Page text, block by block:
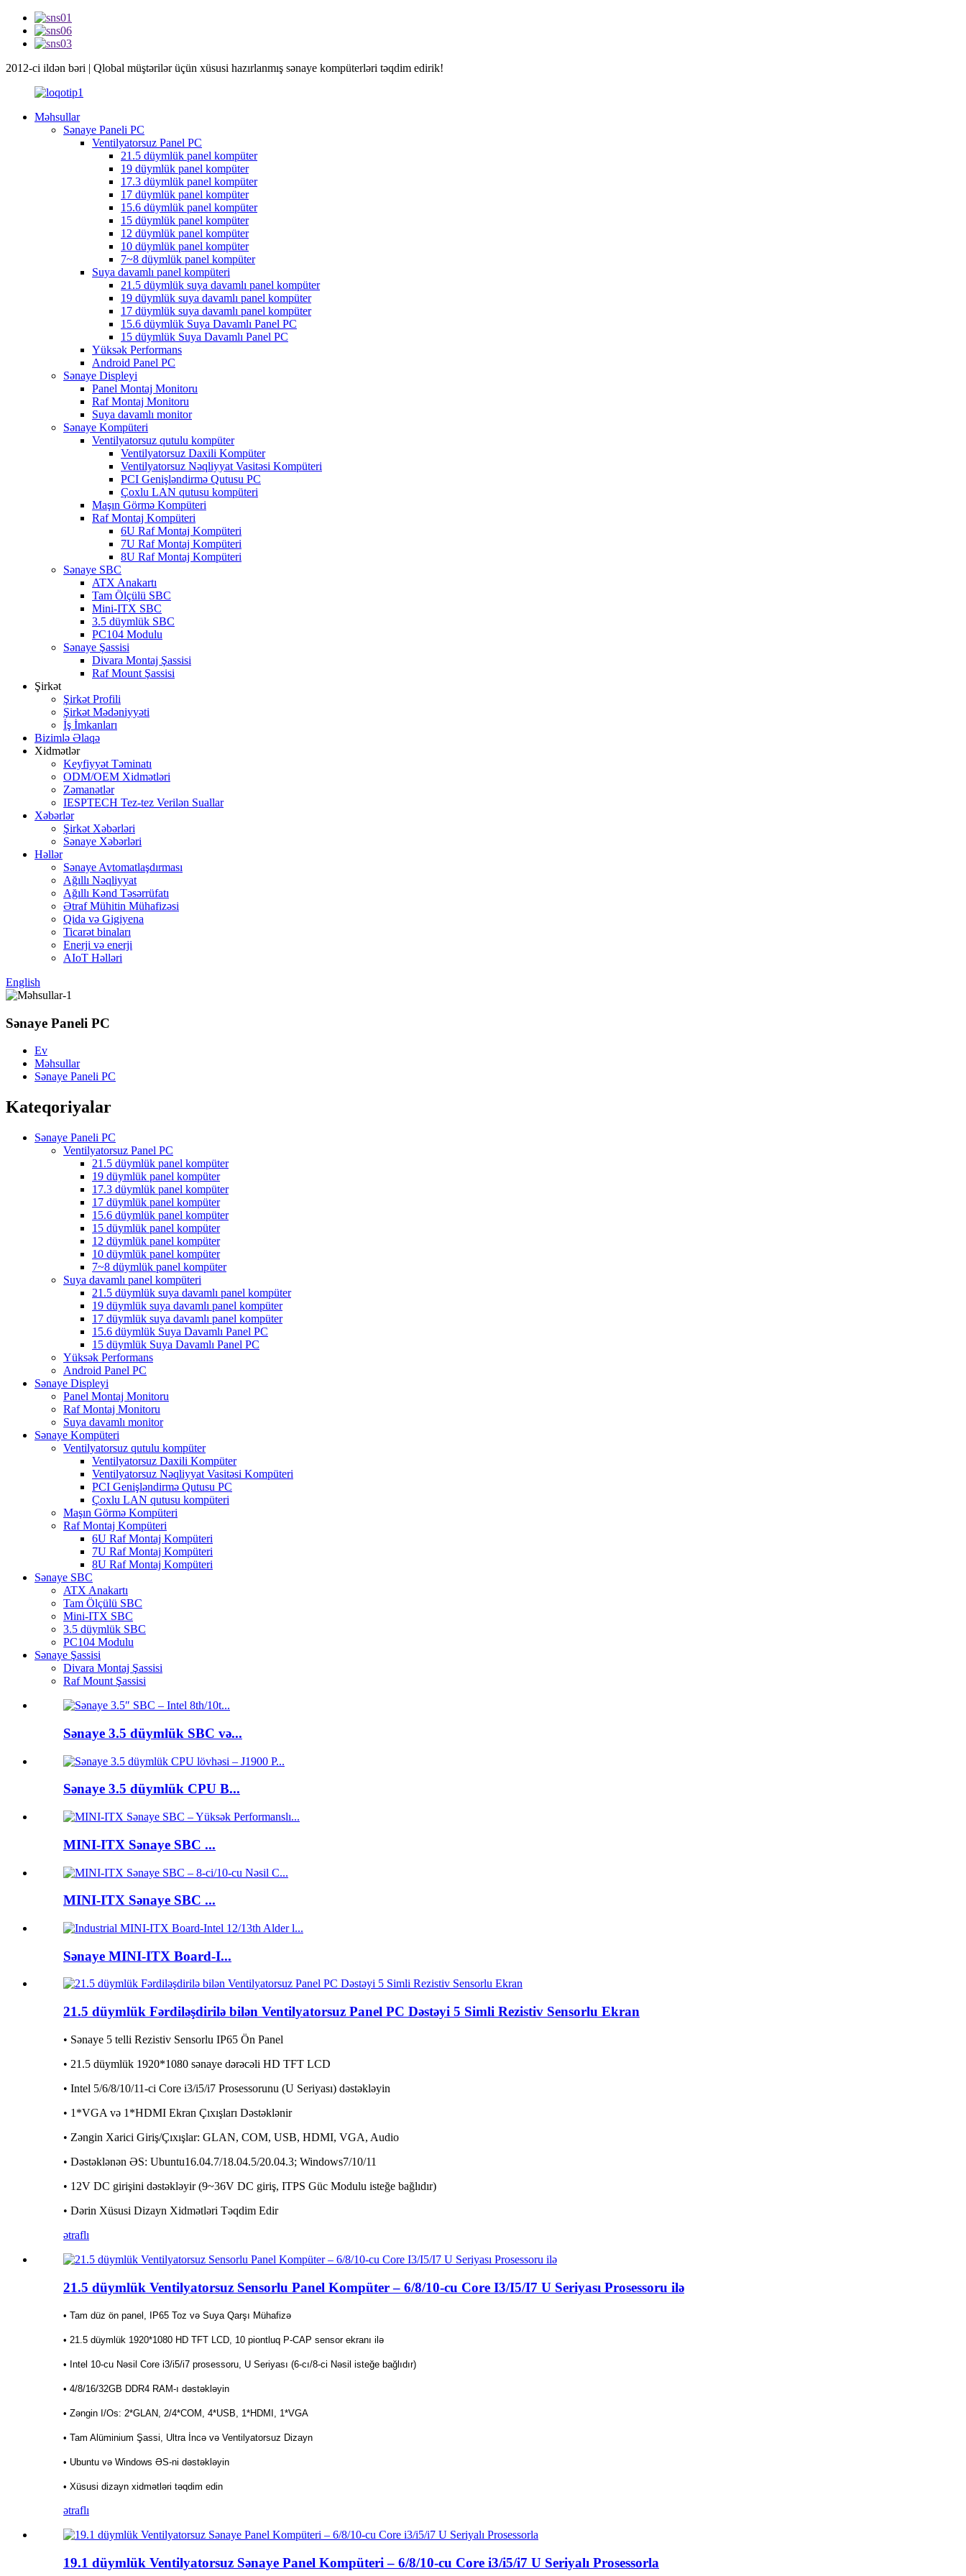
2012-ci ildən bəri | Qlobal müştərilər üçün xüsusi hazırlanmış sənaye kompüterləri təqdim edirik!
Məhsullar
Sənaye Paneli PC
Ventilyatorsuz Panel PC
21.5 düymlük panel kompüter
19 düymlük panel kompüter
17.3 düymlük panel kompüter
17 düymlük panel kompüter
15.6 düymlük panel kompüter
15 düymlük panel kompüter
12 düymlük panel kompüter
10 düymlük panel kompüter
7~8 düymlük panel kompüter
Suya davamlı panel kompüteri
21.5 düymlük suya davamlı panel kompüter
19 düymlük suya davamlı panel kompüter
17 düymlük suya davamlı panel kompüter
15.6 düymlük Suya Davamlı Panel PC
15 düymlük Suya Davamlı Panel PC
Yüksək Performans
Android Panel PC
Sənaye Displeyi
Panel Montaj Monitoru
Raf Montaj Monitoru
Suya davamlı monitor
Sənaye Kompüteri
Ventilyatorsuz qutulu kompüter
Ventilyatorsuz Daxili Kompüter
Ventilyatorsuz Nəqliyyat Vasitəsi Kompüteri
PCI Genişləndirmə Qutusu PC
Çoxlu LAN qutusu kompüteri
Maşın Görmə Kompüteri
Raf Montaj Kompüteri
6U Raf Montaj Kompüteri
7U Raf Montaj Kompüteri
8U Raf Montaj Kompüteri
Sənaye SBC
ATX Anakartı
Tam Ölçülü SBC
Mini-ITX SBC
3.5 düymlük SBC
PC104 Modulu
Sənaye Şassisi
Divara Montaj Şassisi
Raf Mount Şassisi
Şirkət
Şirkət Profili
Şirkət Mədəniyyəti
İş İmkanları
Bizimlə Əlaqə
Xidmətlər
Keyfiyyət Təminatı
ODM/OEM Xidmətləri
Zəmanətlər
IESPTECH Tez-tez Verilən Suallar
Xəbərlər
Şirkət Xəbərləri
Sənaye Xəbərləri
Həllər
Sənaye Avtomatlaşdırması
Ağıllı Nəqliyyat
Ağıllı Kənd Təsərrüfatı
Ətraf Mühitin Mühafizəsi
Qida və Gigiyena
Ticarət binaları
Enerji və enerji
AIoT Həlləri
English
Sənaye Paneli PC
Ev
Məhsullar
Sənaye Paneli PC
Kateqoriyalar
Sənaye Paneli PC
Ventilyatorsuz Panel PC
21.5 düymlük panel kompüter
19 düymlük panel kompüter
17.3 düymlük panel kompüter
17 düymlük panel kompüter
15.6 düymlük panel kompüter
15 düymlük panel kompüter
12 düymlük panel kompüter
10 düymlük panel kompüter
7~8 düymlük panel kompüter
Suya davamlı panel kompüteri
21.5 düymlük suya davamlı panel kompüter
19 düymlük suya davamlı panel kompüter
17 düymlük suya davamlı panel kompüter
15.6 düymlük Suya Davamlı Panel PC
15 düymlük Suya Davamlı Panel PC
Yüksək Performans
Android Panel PC
Sənaye Displeyi
Panel Montaj Monitoru
Raf Montaj Monitoru
Suya davamlı monitor
Sənaye Kompüteri
Ventilyatorsuz qutulu kompüter
Ventilyatorsuz Daxili Kompüter
Ventilyatorsuz Nəqliyyat Vasitəsi Kompüteri
PCI Genişləndirmə Qutusu PC
Çoxlu LAN qutusu kompüteri
Maşın Görmə Kompüteri
Raf Montaj Kompüteri
6U Raf Montaj Kompüteri
7U Raf Montaj Kompüteri
8U Raf Montaj Kompüteri
Sənaye SBC
ATX Anakartı
Tam Ölçülü SBC
Mini-ITX SBC
3.5 düymlük SBC
PC104 Modulu
Sənaye Şassisi
Divara Montaj Şassisi
Raf Mount Şassisi
Sənaye 3.5 düymlük SBC və...
Sənaye 3.5 düymlük CPU B...
MINI-ITX Sənaye SBC ...
MINI-ITX Sənaye SBC ...
Sənaye MINI-ITX Board-I...
21.5 düymlük Fərdiləşdirilə bilən Ventilyatorsuz Panel PC Dəstəyi 5 Simli Rezistiv Sensorlu Ekran
• Sənaye 5 telli Rezistiv Sensorlu IP65 Ön Panel
• 21.5 düymlük 1920*1080 sənaye dərəcəli HD TFT LCD
• Intel 5/6/8/10/11-ci Core i3/i5/i7 Prosessorunu (U Seriyası) dəstəkləyin
• 1*VGA və 1*HDMI Ekran Çıxışları Dəstəklənir
• Zəngin Xarici Giriş/Çıxışlar: GLAN, COM, USB, HDMI, VGA, Audio
• Dəstəklənən ƏS: Ubuntu16.04.7/18.04.5/20.04.3; Windows7/10/11
• 12V DC girişini dəstəkləyir (9~36V DC giriş, ITPS Güc Modulu isteğe bağlıdır)
• Dərin Xüsusi Dizayn Xidmətləri Təqdim Edir
ətraflı
21.5 düymlük Ventilyatorsuz Sensorlu Panel Kompüter – 6/8/10-cu Core I3/I5/I7 U Seriyası Prosessoru ilə
• Tam düz ön panel, IP65 Toz və Suya Qarşı Mühafizə
• 21.5 düymlük 1920*1080 HD TFT LCD, 10 piontluq P-CAP sensor ekranı ilə
• Intel 10-cu Nəsil Core i3/i5/i7 prosessoru, U Seriyası (6-cı/8-ci Nəsil isteğe bağlıdır)
• 4/8/16/32GB DDR4 RAM-ı dəstəkləyin
• Zəngin I/Os: 2*GLAN, 2/4*COM, 4*USB, 1*HDMI, 1*VGA
• Tam Alüminium Şassi, Ultra İncə və Ventilyatorsuz Dizayn
• Ubuntu və Windows ƏS-ni dəstəkləyin
• Xüsusi dizayn xidmətləri təqdim edin
ətraflı
19.1 düymlük Ventilyatorsuz Sənaye Panel Kompüteri – 6/8/10-cu Core i3/i5/i7 U Seriyalı Prosessorla